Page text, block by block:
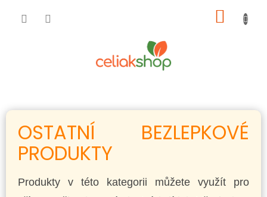
KOŠÍK
OSTATNÍ BEZLEPKOVÉ
PRODUKTY
Produkty v této kategorii můžete využít pro